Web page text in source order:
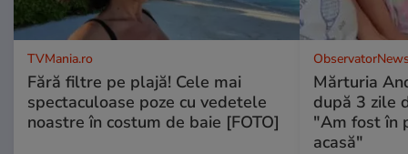
TVMania.ro
Fără filtre pe plajă! Cele mai
spectaculoase poze cu vedetele
noastre în costum de baie [FOTO]
Mărturia
după 3 zile
"Am fost în
acasă"